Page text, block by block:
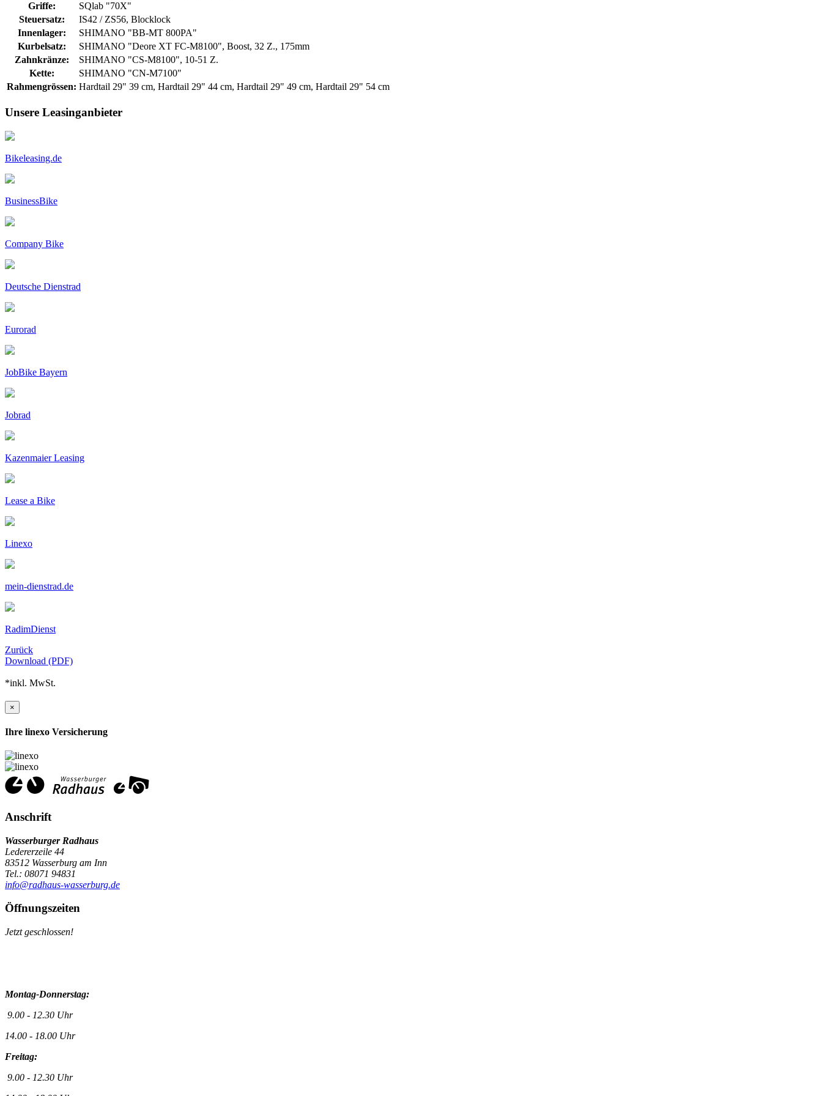
Griffe:
SQlab "70X"
Steuersatz:
IS42 / ZS56, Blocklock
Innenlager:
SHIMANO "BB-MT 800PA"
Kurbelsatz:
SHIMANO "Deore XT FC-M8100", Boost, 32 Z., 175mm
Zahnkränze:
SHIMANO "CS-M8100", 10-51 Z.
Kette:
SHIMANO "CN-M7100"
Rahmengrössen: Hardtail 29" 39 cm, Hardtail 29" 44 cm, Hardtail 29" 49 cm, Hardtail 29" 54 cm
Unsere Leasinganbieter
Bikeleasing.de
BusinessBike
Company Bike
Deutsche Dienstrad
Eurorad
JobBike Bayern
Jobrad
Kazenmaier Leasing
Lease a Bike
Linexo
mein-dienstrad.de
RadimDienst
Zurück
Download (PDF)
*inkl. MwSt.
×
Ihre linexo Versicherung
Anschrift
Wasserburger Radhaus
Ledererzeile 44
83512 Wasserburg am Inn
Tel.: 08071 94831
info@radhaus-wasserburg.de
Öffnungszeiten
Jetzt geschlossen!
Montag-Donnerstag:
9.00 - 12.30 Uhr
14.00 - 18.00 Uhr
Freitag:
9.00 - 12.30 Uhr